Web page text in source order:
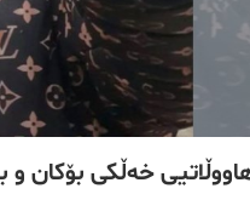
خەڵکی بۆکان و برینداری